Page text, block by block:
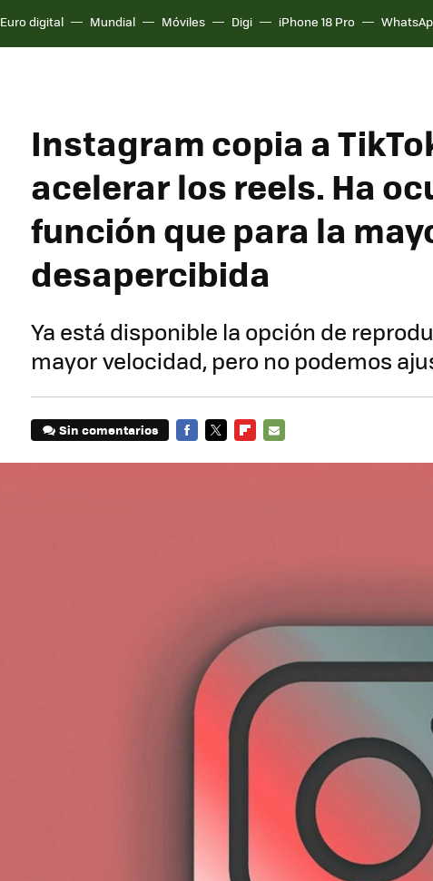
Euro digital Mundial Móviles Digi iPhone 18 Pro
Instagram copia a
acelerar los reels. Ha
función que para la
desapercibida
Ya está disponible la opción de
mayor velocidad, pero no podemos
Sin comentarios